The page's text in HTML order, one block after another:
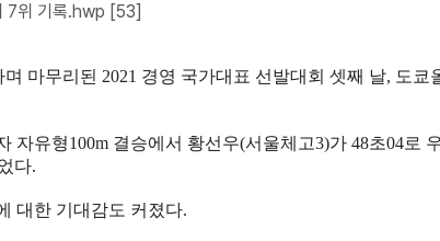
7위 기록.hwp [53]
마무리된 2021 경영 국가대표 선발대회 셋째 날, 도쿄
자유형100m 결승에서 황선우(서울체고3)가 48초04로
다.
대한 기대감도 커졌다.